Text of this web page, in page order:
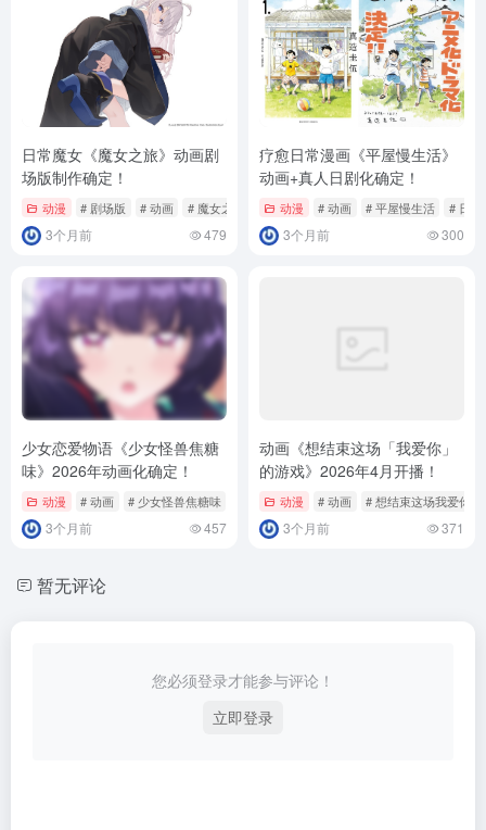
日常魔女《魔女之旅》动画剧
场版制作确定！
动漫 # 剧场版 # 动画 # 魔女之旅
3个月前 479
疗愈日常漫画《平屋慢生活》
动画+真人日剧化确定！
动漫 # 动画 # 平屋慢生活 # 日常
3个月前 300
少女恋爱物语《少女怪兽焦糖
味》2026年动画化确定！
动漫 # 动画 # 少女怪兽焦糖味
3个月前 457
动画《想结束这场「我爱你」
的游戏》2026年4月开播！
动漫 # 动画 # 想结束这场我爱你的
3个月前 371
暂无评论
您必须登录才能参与评论！
立即登录